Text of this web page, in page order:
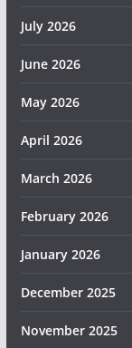
July 2026
June 2026
May 2026
April 2026
March 2026
February 2026
January 2026
December 2025
November 2025